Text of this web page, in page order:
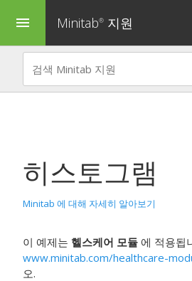
menu Minitab® 지원
히스토그램
Minitab 에 대해 자세히 알아보기
이 예제는 헬스케어 모듈 에 적용됩
www.minitab.com/healthcare-
오.